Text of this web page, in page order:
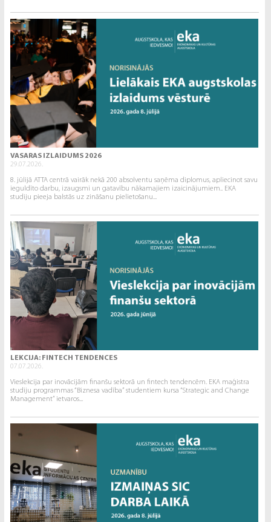
VASARAS IZLAIDUMS 2026
29.07.2026.
8. jūlijā ATTA centrā vairāk nekā 200 absolventu saņēma diplomus, apliecinot savu
ieguldīto darbu, izaugsmi un gatavību nākamajiem izaicinājumiem.. EKA
studiju pieeja balstās uz zināšanu pielietošanu...
LEKCIJA: FINTECH TENDENCES
07.07.2026.
Vieslekcija par inovācijām finanšu sektorā un fintech tendencēm. EKA maģistra
studiju programmas “Biznesa vadība” studentiem kursa “Strategic and Change
Management” ietvaros...